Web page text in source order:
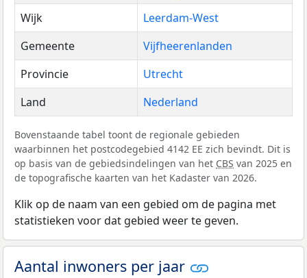
Wijk
Leerdam-West
Gemeente
Vijfheerenlanden
Provincie
Utrecht
Land
Nederland
Bovenstaande tabel toont de regionale gebieden
waarbinnen het postcodegebied 4142 EE zich bevindt. Dit is
op basis van de gebiedsindelingen van het CBS van 2025 en
de topografische kaarten van het Kadaster van 2026.
Klik op de naam van een gebied om de pagina met
statistieken voor dat gebied weer te geven.
Aantal inwoners per jaar